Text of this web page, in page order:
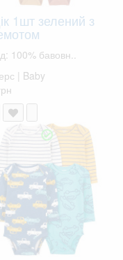
1шт зелений з
100% бавовн..
| Baby